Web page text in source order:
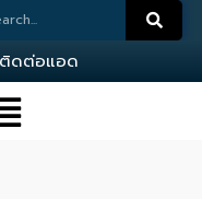
ดตอแอดม